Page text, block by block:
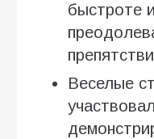
быстроте
Веселые